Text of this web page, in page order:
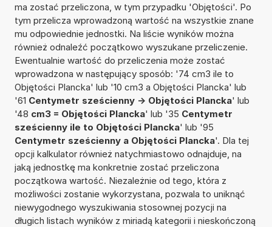
ma zostać przeliczona, w tym przypadku 'Objętości'. Po
tym przelicza wprowadzoną wartość na wszystkie znane
mu odpowiednie jednostki. Na liście wyników można
również odnaleźć początkowo wyszukane przeliczenie.
Ewentualnie wartość do przeliczenia może zostać
wprowadzona w następujący sposób: '74 cm3 ile to
Objętości Plancka' lub '10 cm3 a Objętości Plancka' lub
'61 Centymetr sześcienny -> Objętości Plancka' lub
'48 cm3 = Objętości Plancka' lub '35 Centymetr
sześcienny ile to Objętości Plancka' lub '95
Centymetr sześcienny a Objętości Plancka'. Dla tej
opcji kalkulator również natychmiastowo odnajduje, na
jaką jednostkę ma konkretnie zostać przeliczona
początkowa wartość. Niezależnie od tego, która z
możliwości zostanie wykorzystana, pozwala to uniknąć
niewygodnego wyszukiwania stosownej pozycji na
długich listach wyników z miriadą kategorii i nieskończoną